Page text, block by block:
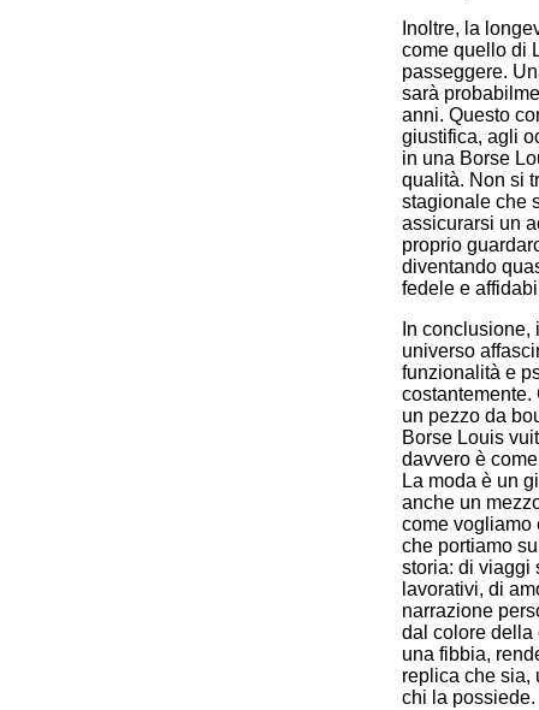
Inoltre, la
come quello di
passeggere.
sarà
anni. Questo
giustifica, agli
in una Borse
qualità. Non si
stagionale che
assicurarsi un
proprio
diventando
fedele e
In
universo
funzionalità e
un pezzo da
Borse Louis
davvero è
La moda è un
anche un
come vogliamo
che portiamo
storia: di viaggi
lavorativi, di
narrazione
dal colore della
una fibbia,
replica che sia,
chi la possiede.